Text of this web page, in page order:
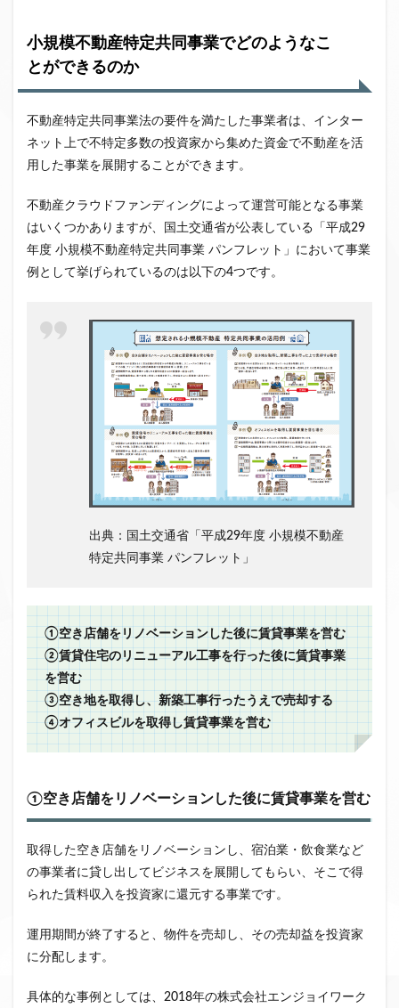
小規模不動産特定共同事業でどのようなこ
とができるのか
不動産特定共同事業法の要件を満たした事業者は、インター
ネット上で不特定多数の投資家から集めた資金で不動産を活
用した事業を展開することができます。
不動産クラウドファンディングによって運営可能となる事業
はいくつかありますが、国土交通省が公表している「平成29
年度 小規模不動産特定共同事業 パンフレット」において事業
例として挙げられているのは以下の4つです。
出典：国土交通省「平成29年度 小規模不動産
特定共同事業 パンフレット」
①空き店舗をリノベーションした後に賃貸事業を営む
②賃貸住宅のリニューアル工事を行った後に賃貸事業
を営む
③空き地を取得し、新築工事行ったうえで売却する
④オフィスビルを取得し賃貸事業を営む
①空き店舗をリノベーションした後に賃貸事業を営む
取得した空き店舗をリノベーションし、宿泊業・飲食業など
の事業者に貸し出してビジネスを展開してもらい、そこで得
られた賃料収入を投資家に還元する事業です。
運用期間が終了すると、物件を売却し、その売却益を投資家
に分配します。
具体的な事例としては、2018年の株式会社エンジョイワーク